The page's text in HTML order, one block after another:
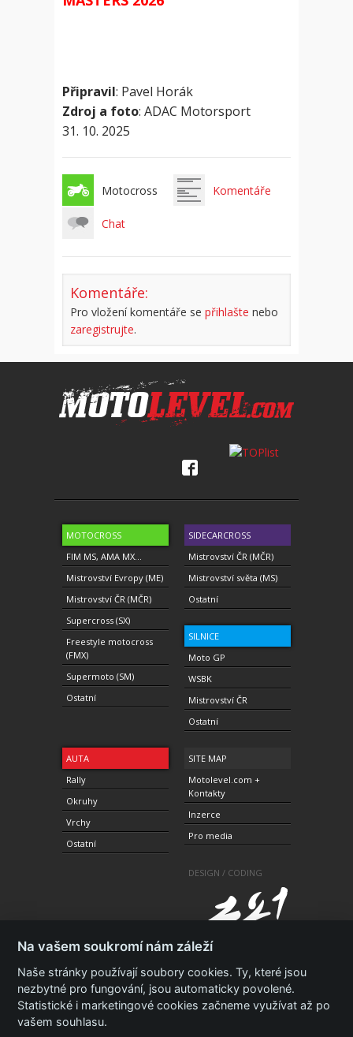
Připravil: Pavel Horák
Zdroj a foto: ADAC Motorsport
31. 10. 2025
Motocross Komentáře
Chat
Komentáře:
Pro vložení komentáře se přihlašte nebo
zaregistrujte.
MOTOCROSS
FIM MS, AMA MX...
Mistrovství Evropy (ME)
Mistrovství ČR (MČR)
Supercross (SX)
Freestyle motocross
(FMX)
Supermoto (SM)
Ostatní
SIDECARCROSS
Mistrovství ČR (MČR)
Mistrovství světa (MS)
Ostatní
SILNICE
Moto GP
WSBK
Mistrovství ČR
Ostatní
AUTA
Rally
Okruhy
Vrchy
Ostatní
SITE MAP
Motolevel.com +
Kontakty
Inzerce
Pro media
DESIGN / CODING
© 2010-2021 Copyright Motolevel. Všechna práva
vyhrazena.
Na vašem soukromí nám záleží
Naše stránky používají soubory cookies. Ty, které jsou
nezbytné pro fungování, jsou automaticky povolené.
Statistické i marketingové cookies začneme využívat až po
vašem souhlasu.